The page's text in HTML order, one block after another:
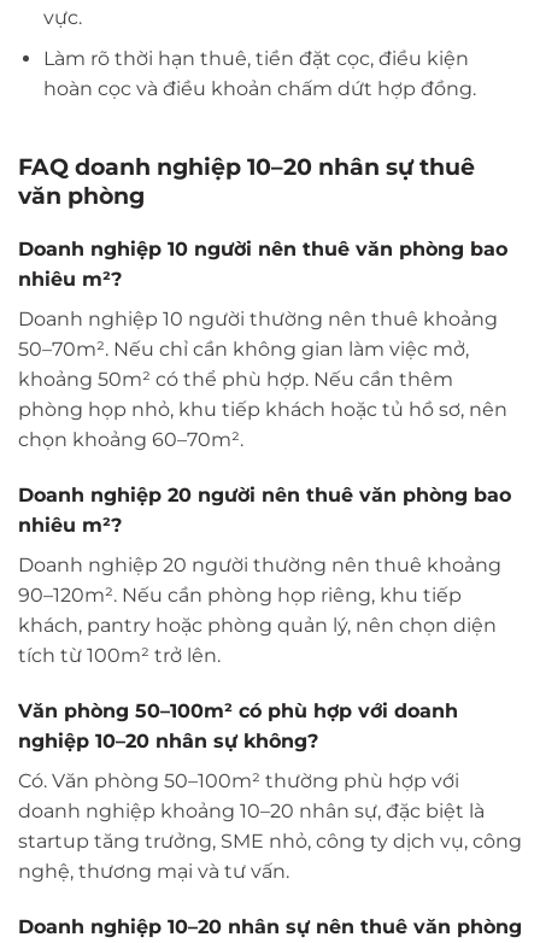
vực.
Làm rõ thời hạn thuê, tiền đặt cọc, điều kiện
hoàn cọc và điều khoản chấm dứt hợp đồng.
FAQ doanh nghiệp 10–20 nhân sự thuê
văn phòng
Doanh nghiệp 10 người nên thuê văn phòng bao
nhiêu m²?
Doanh nghiệp 10 người thường nên thuê khoảng
50–70m². Nếu chỉ cần không gian làm việc mở,
khoảng 50m² có thể phù hợp. Nếu cần thêm
phòng họp nhỏ, khu tiếp khách hoặc tủ hồ sơ, nên
chọn khoảng 60–70m².
Doanh nghiệp 20 người nên thuê văn phòng bao
nhiêu m²?
Doanh nghiệp 20 người thường nên thuê khoảng
90–120m². Nếu cần phòng họp riêng, khu tiếp
khách, pantry hoặc phòng quản lý, nên chọn diện
tích từ 100m² trở lên.
Văn phòng 50–100m² có phù hợp với doanh
nghiệp 10–20 nhân sự không?
Có. Văn phòng 50–100m² thường phù hợp với
doanh nghiệp khoảng 10–20 nhân sự, đặc biệt là
startup tăng trưởng, SME nhỏ, công ty dịch vụ, công
nghệ, thương mại và tư vấn.
Doanh nghiệp 10–20 nhân sự nên thuê văn phòng